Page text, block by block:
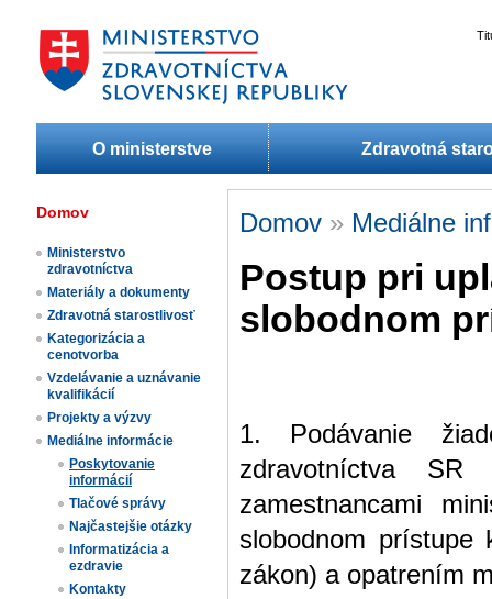
O ministerstve Zdravotná
Domov
Ministerstvo
zdravotníctva
Materiály a dokumenty
Zdravotná starostlivosť
Kategorizácia a
cenotvorba
Vzdelávanie a uznávanie
kvalifikácií
Projekty a výzvy
Mediálne informácie
Poskytovanie
informácií
Tlačové správy
Najčastejšie otázky
Informatizácia a
ezdravie
Kontakty
Domov » Mediálne
Postup pri
slobodnom
1. Podávanie
zdravotníctva
zamestnancami
slobodnom
zákon) a opatrením